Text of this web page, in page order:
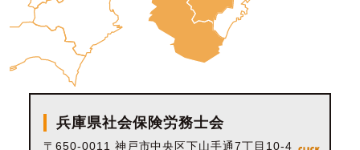
兵庫県社会保険労務士会
〒650-0011 神戸市中央区下山手通7丁目10-4